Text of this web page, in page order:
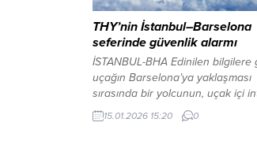
THY’nin İstanbul–Barselona
seferinde güvenlik alarmı
İSTANBUL-BHA Edinilen bilgilere
uçağın Barselona’ya yaklaşması
sırasında bir yolcunun, uçak içi
erişim noktası oluşturarak ağ adını
bomba tehdidi içerecek şekilde
15.01.2026 15:20 0